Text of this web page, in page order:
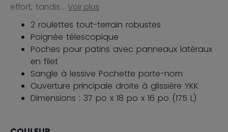
effort, tandis... Voir plus
2 roulettes tout-terrain robustes
Poignée télescopique
Poches pour patins avec panneaux latéraux
en filet
Sangle à lessive Pochette porte-nom
Ouverture principale droite à glissière YKK
Dimensions : 37 po x 18 po x 16 po (175 L)